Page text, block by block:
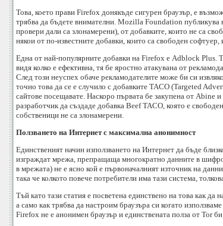
Това, което прави Firefox донякъде сигурен браузър, е
трябва да бъдете внимателни. Mozilla Foundation публикува
провери дали са злонамерени), от добавките, които не са
някои от по-известните добавки, които са свободен софтуер,
Една от най-популярните добавки на Firefox е Adblock Plus.
видя колко е ефективна, тя бе яростно атакувана от
След този неуспех обаче рекламодателите може би си
точно това да се е случило с добавките TACO (Targeted
сайтове посещавате. Наскоро първата бе закупена от Abine
разработчик да създаде добавка Beef TACO, която е
собственици не са злонамерени.
Ползването на Интернет с максимална анонимност
Единственият начин използването на Интернет да бъде
изграждат мрежа, препращаща многократно данните в
в мрежата) не е ясно кой е първоначалният източник на
така че колкото повече потребители има тази система,
Тъй като тази статия е посветена единствено на това как да
а само как трябва да настроим браузъра си когато
Firefox не е анонимен браузър и единствената полза от Tor